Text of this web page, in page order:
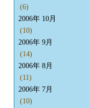
(6)
2006年 10月
(10)
2006年 9月
(14)
2006年 8月
(11)
2006年 7月
(10)